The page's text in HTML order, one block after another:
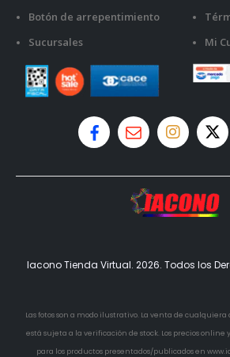
Botón de arrepentimiento
Sucursales
Mi
Iacono Tienda Virtual. 2026. Todos los
Las fotos son a modo ilustrativo. La venta de cualquiera
está sujeta a la verificación de stock. Los precios online
para los productos presentados/publicados en